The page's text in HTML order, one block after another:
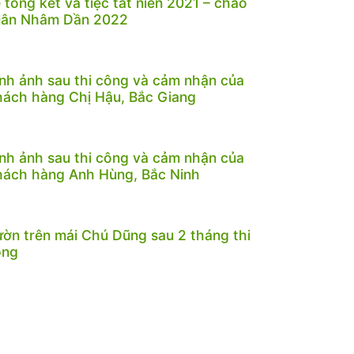
Nhâm Dần 2022
ảnh sau thi công và cảm nhận của
hàng Chị Hậu, Bắc Giang
ảnh sau thi công và cảm nhận của
hàng Anh Hùng, Bắc Ninh
trên mái Chú Dũng sau 2 tháng thi